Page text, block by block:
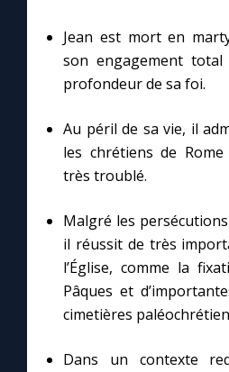
Mes intentions de prière
Une Minute avec Marie
Une neuvaine
1000 Raisons de Croire
Chapelet pour le monde
Jean est mort en
son engagement
profondeur de sa foi.
Au péril de sa vie, il
les chrétiens de
très troublé.
Malgré les
il réussit de très
l’Église, comme la
Pâques et
cimetières
Dans un contexte